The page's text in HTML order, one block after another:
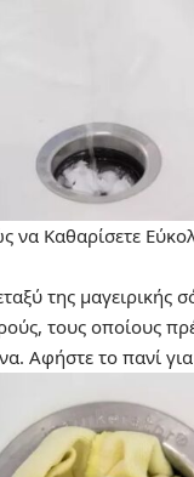
να Καθαρίσετε
της μαγειρικής
τους οποίους
Αφήστε το πανί